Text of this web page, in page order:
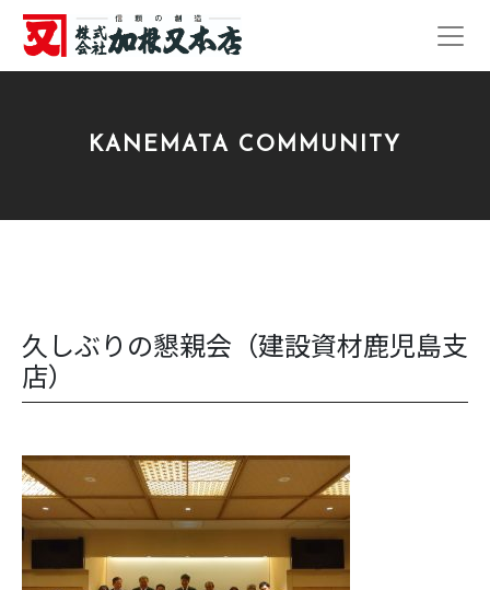
KANEMATA COMMUNITY
久しぶりの懇親会（建設資材鹿児島支
店）